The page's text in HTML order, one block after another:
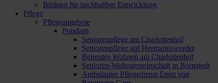
Bildung für nachhaltige Entwicklung
Pflege
Pflegeangebote
Potsdam
Seniorenpflege am Charlottenhof
Seniorenpflege auf Hermannswerder
Betreutes Wohnen am Charlottenhof
Senioren-Wohngemeinschaft in Bornstedt
Ambulanter Pflegedienst Ernst von